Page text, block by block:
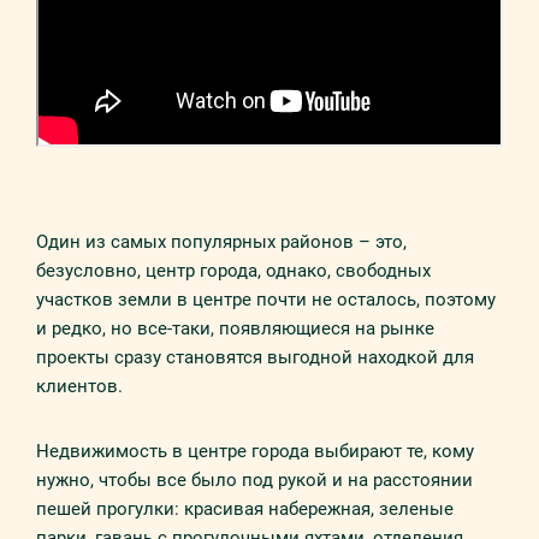
Один из самых популярных районов – это,
безусловно, центр города, однако, свободных
участков земли в центре почти не осталось, поэтому
и редко, но все-таки, появляющиеся на рынке
проекты сразу становятся выгодной находкой для
клиентов.
Недвижимость в центре города выбирают те, кому
нужно, чтобы все было под рукой и на расстоянии
пешей прогулки: красивая набережная, зеленые